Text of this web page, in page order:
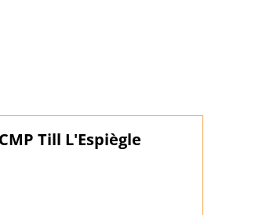
CMP Till L'Espiègle